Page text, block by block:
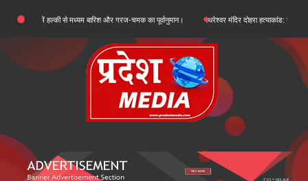
content
में हल्की से मध्यम बारिश और गरज-चमक का पूर्वानुमान। पथरेश्वर मंदिर दोहरा हत्याकांड: गद्दी पर कब्जे